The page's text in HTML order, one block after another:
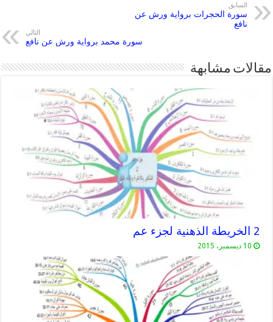
السابق
سورة الحجرات برواية ورش عن
نافع
التالي
سورة محمد برواية ورش عن نافع
مقالات مشابهة
2 الخريطة الذهنية لجزء عم
10 ديسمبر، 2015